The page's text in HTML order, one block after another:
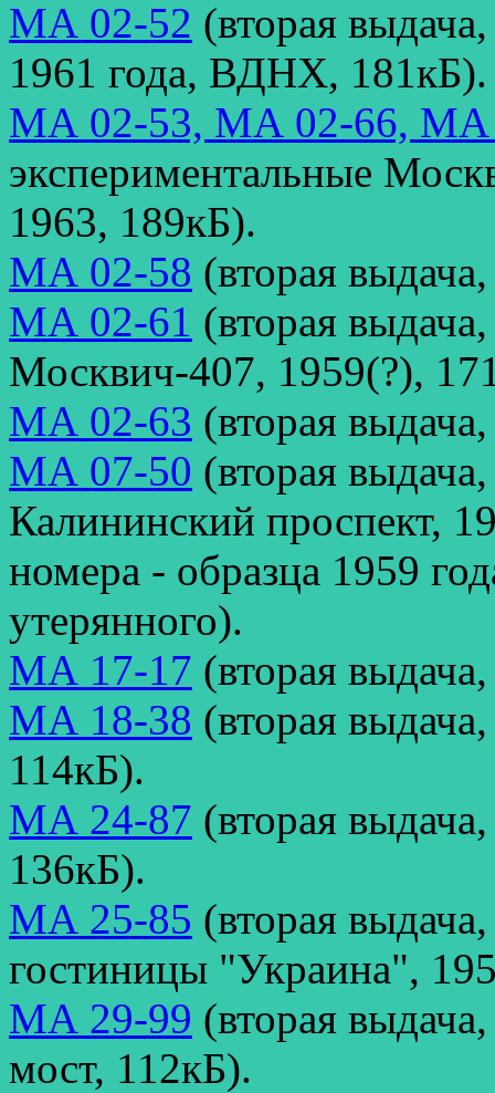
МА 02-52 (вторая
1961 года, ВДНХ, 181кБ).
МА 02-53, МА 02-66, МА
экспериментальные
1963, 189кБ).
МА 02-58 (вторая
МА 02-61 (вторая
Москвич-407, 1959(?),
МА 02-63 (вторая
МА 07-50 (вторая
Калининский проспект,
номера - образца 1959
утерянного).
МА 17-17 (вторая
МА 18-38 (вторая
114кБ).
МА 24-87 (вторая
136кБ).
МА 25-85 (вторая
гостиницы "Украина",
МА 29-99 (вторая
мост, 112кБ).